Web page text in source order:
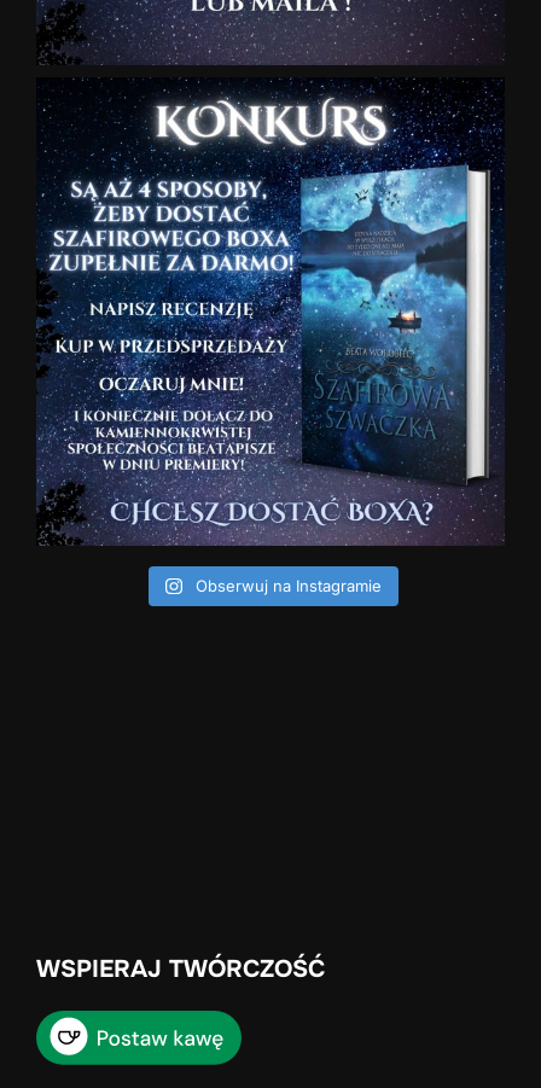
Obserwuj na Instagramie
WSPIERAJ TWÓRCZOŚĆ